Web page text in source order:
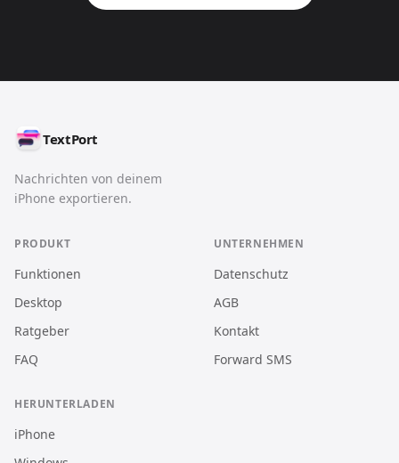
TextPort
Nachrichten von deinem
iPhone exportieren.
PRODUKT
Funktionen
Desktop
Ratgeber
FAQ
UNTERNEHMEN
Datenschutz
AGB
Kontakt
Forward SMS
HERUNTERLADEN
iPhone